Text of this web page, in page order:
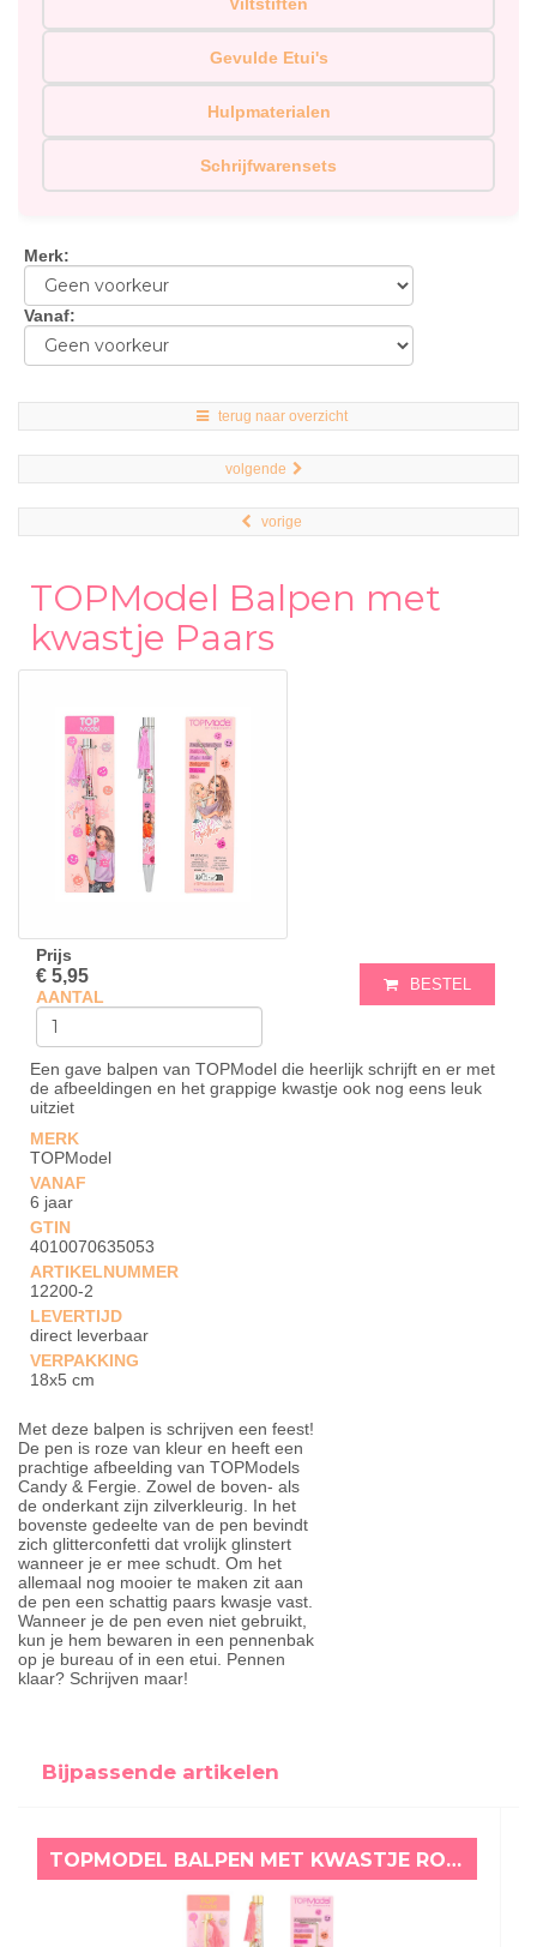
Gevulde Etui's
Hulpmaterialen
Schrijfwarensets
Merk:
Vanaf:
terug naar overzicht
volgende
vorige
TOPModel Balpen met
kwastje Paars
Prijs
€ 5,95
AANTAL
BESTEL
Een gave balpen van TOPModel die heerlijk schrijft en er met
de afbeeldingen en het grappige kwastje ook nog eens leuk
uitziet
MERK
TOPModel
VANAF
6 jaar
GTIN
4010070635053
ARTIKELNUMMER
12200-2
LEVERTIJD
direct leverbaar
VERPAKKING
18x5 cm
Met deze balpen is schrijven een feest!
De pen is roze van kleur en heeft een
prachtige afbeelding van TOPModels
Candy & Fergie. Zowel de boven- als
de onderkant zijn zilverkleurig. In het
bovenste gedeelte van de pen bevindt
zich glitterconfetti dat vrolijk glinstert
wanneer je er mee schudt. Om het
allemaal nog mooier te maken zit aan
de pen een schattig paars kwasje vast.
Wanneer je de pen even niet gebruikt,
kun je hem bewaren in een pennenbak
op je bureau of in een etui. Pennen
klaar? Schrijven maar!
Bijpassende artikelen
TOPMODEL BALPEN MET KWASTJE ROZE